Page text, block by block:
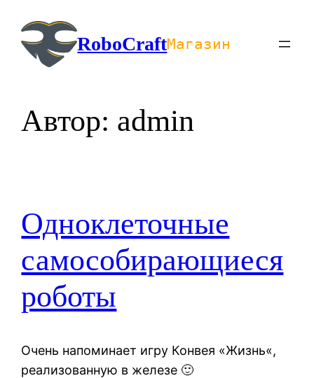
содержимомуRoboCraftМагазин
Автор: admin
Одноклеточные
самособирающиеся
роботы
Очень напоминает игру Конвея «Жизнь«,
реализованную в железе 🙂